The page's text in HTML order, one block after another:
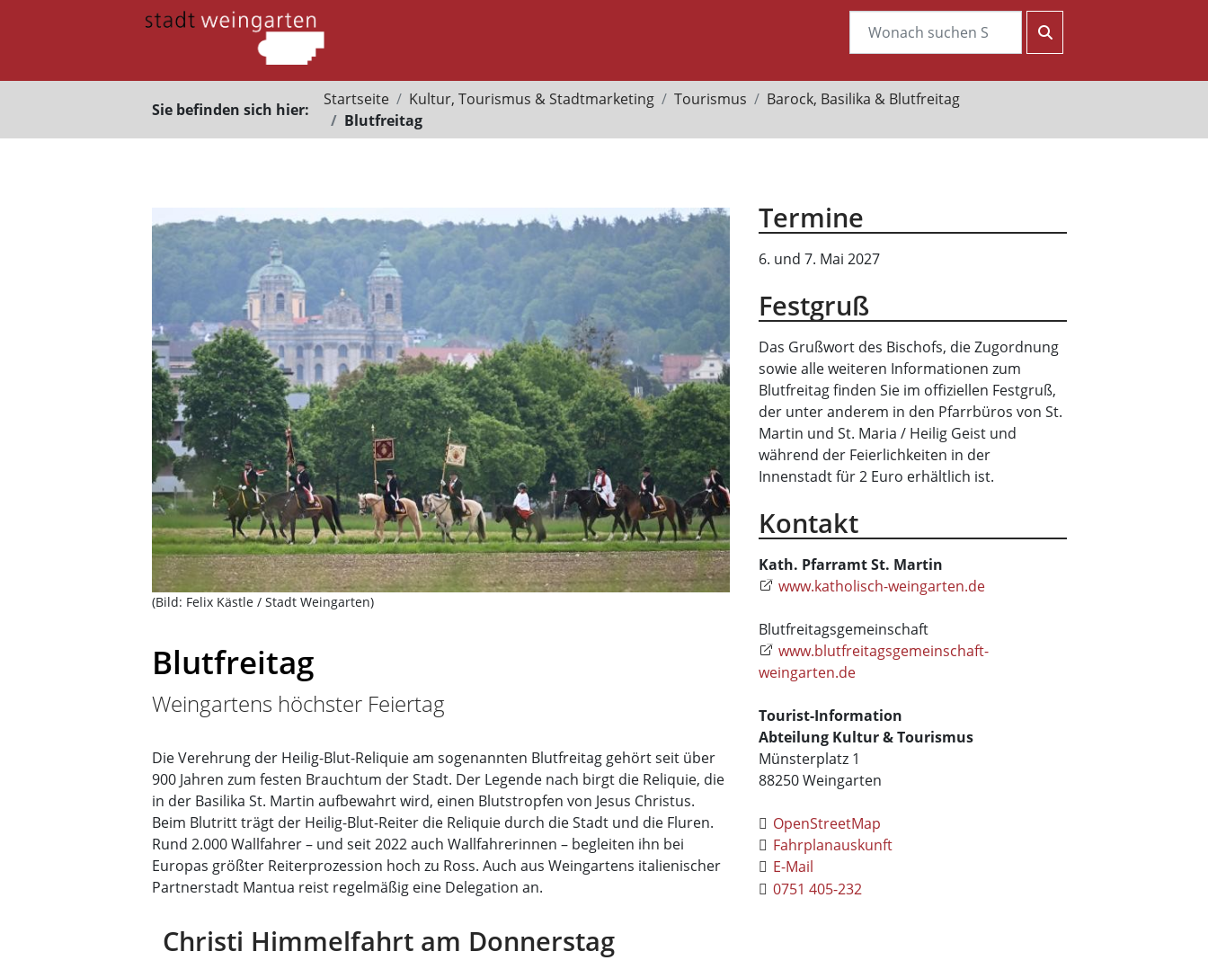
Sie befinden sich hier:
Startseite Kultur, Tourismus & Stadtmarketing Tourismus
Barock, Basilika & Blutfreitag
Blutfreitag
(Bild: Felix Kästle / Stadt Weingarten)
Blutfreitag
Weingartens höchster Feiertag
Die Verehrung der Heilig-Blut-Reliquie am sogenannten Blutfreitag gehört seit über
900 Jahren zum festen Brauchtum der Stadt. Der Legende nach birgt die Reliquie, die
in der Basilika St. Martin aufbewahrt wird, einen Blutstropfen von Jesus Christus.
Beim Blutritt trägt der Heilig-Blut-Reiter die Reliquie durch die Stadt und die Fluren.
Rund 2.000 Wallfahrer – und seit 2022 auch Wallfahrerinnen – begleiten ihn bei
Europas größter Reiterprozession hoch zu Ross. Auch aus Weingartens italienischer
Partnerstadt Mantua reist regelmäßig eine Delegation an.
Christi Himmelfahrt am Donnerstag
Termine
6. und 7. Mai 2027
Festgruß
Das Grußwort des Bischofs, die Zugordnung
sowie alle weiteren Informationen zum
Blutfreitag finden Sie im offiziellen Festgruß,
der unter anderem in den Pfarrbüros von St.
Martin und St. Maria / Heilig Geist und
während der Feierlichkeiten in der
Innenstadt für 2 Euro erhältlich ist.
Kontakt
Kath. Pfarramt St. Martin
www.katholisch-weingarten.de
Blutfreitagsgemeinschaft
www.blutfreitagsgemeinschaft-
weingarten.de
Tourist-Information
Abteilung Kultur & Tourismus
Münsterplatz 1
88250Weingarten
OpenStreetMap
Fahrplanauskunft
E-Mail
0751 405-232